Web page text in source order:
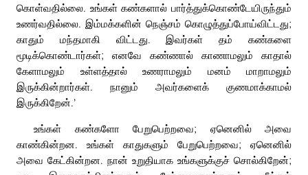
கொள்வதில்லை. உங்கள் கண்களால் பார்த்துக்கொண்டேயிருந்தும்
உணர்வதில்லை. இம்மக்களின் நெஞ்சம் கொழுத்துப்போய்விட்டது;
காதும் மந்தமாகி விட்டது. இவர்கள் தம் கண்களை
மூடிக்கொண்டார்கள்; எனவே கண்ணால் காணாமலும் காதால்
கேளாமலும் உள்ளத்தால் உணராமலும் மனம் மாறாமலும்
இருக்கின்றார்கள். நானும் அவர்களைக் குணமாக்காமல்
இருக்கிறேன்.’
உங்கள் கண்களோ பேறுபெற்றவை; ஏனெனில் அவை
காண்கின்றன. உங்கள் காதுகளும் பேறுபெற்றவை; ஏனெனில்
அவை கேட்கின்றன. நான் உறுதியாக உங்களுக்குச் சொல்கிறேன்;